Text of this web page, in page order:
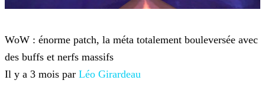
WoW : énorme patch, la méta totalement bouleversée avec
des buffs et nerfs massifs
Il y a 3 mois par Léo Girardeau